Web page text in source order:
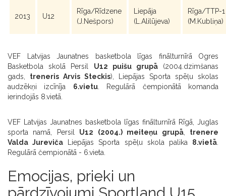
2013 U12
Rīga/Rīdzene
(J.Nešpors)
Liepāja
(L.Alilūjeva)
Rīga/TTP-1
(M.Kubliņa)
VEF Latvijas Jaunatnes basketbola līgas finālturnīrā Ogres
Basketbola skolā Persil U12 puišu grupā(2004.dzimšanas
gads, treneris Arvis Steckis), Liepājas Sporta spēļu skolas
audzēkņi izcīnīja 6.vietu. Regulārā čempionātā komanda
ierindojās 8.vietā.
VEF Latvijas Jaunatnes basketbola līgas finālturnīrā Rīgā, Juglas
sporta namā, Persil U12 (2004.) meiteņu grupā, trenere
Valda Jureviča Liepājas Sporta spēļu skola palika 8.vietā
Regulārā čempionātā - 6.vieta.
Emocijas, prieki un